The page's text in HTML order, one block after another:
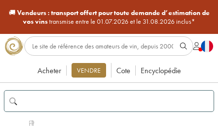
🚚Vendeurs : transport offert pour toute demande d’estimation de
vos vinstransmise entre le 01.07.2026 et le 31.08.2026 inclus*
Acheter VENDRE Cote Encyclopédie